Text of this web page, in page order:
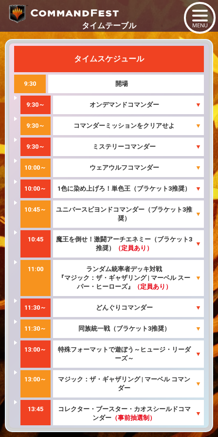
MENU
タイムテーブル
タイムスケジュール
9:30 開場
9:30～ オンデマンドコマンダー
9:30～ コマンダーミッションをクリアせよ
9:30～ ミステリーコマンダー
10:00～ ウェアウルフコマンダー
10:00～ 1色に染め上げろ！単色王（ブラケット3推奨）
10:45～
ユニバースビヨンドコマンダー（ブラケット3推
奨）
10:45
魔王を倒せ！激闘アーチエネミー（ブラケット3
推奨）
（定員あり）
11:00
ランダム統率者デッキ対戦
『マジック：ザ・ギャザリング | マーベル スー
パー・ヒーローズ』
（定員あり）
11:30～ どんぐりコマンダー
11:30～ 同族統一戦（ブラケット3推奨）
13:00～
特殊フォーマットで遊ぼう～ヒュージ・リーダ
ーズ～
13:00～
マジック：ザ・ギャザリング | マーベル コマン
ダー
13:45
コレクター・ブースター・カオスシールドコマ
ンダー （事前抽選制）